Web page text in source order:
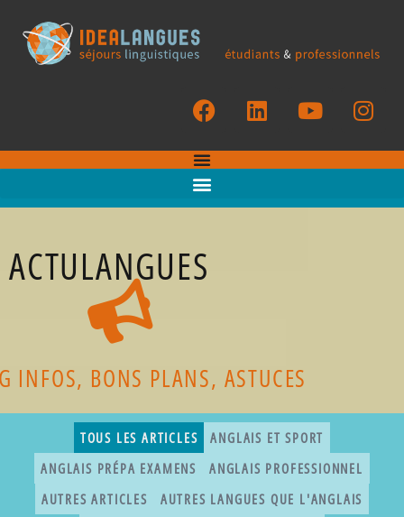
ACTULANGUES
INFOS, BONS PLANS, ASTUCES
ANGLAIS ET SPORT
ANGLAIS PRÉPA EXAMENS
ANGLAIS PROFESSIONNEL
AUTRES ARTICLES
AUTRES LANGUES QUE L'ANGLAIS
TOUS LES ARTICLES